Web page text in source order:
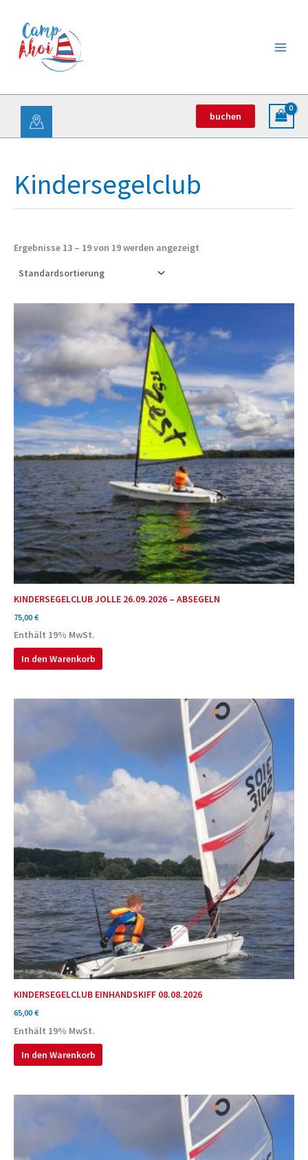
Inhalt
springen
buchen
Kindersegelclub
Ergebnisse 13 – 19 von 19 werden angezeigt
KINDERSEGELCLUB JOLLE 26.09.2026 – ABSEGELN
75,00 €
Enthält 19% MwSt.
In den Warenkorb
KINDERSEGELCLUB EINHANDSKIFF 08.08.2026
65,00 €
Enthält 19% MwSt.
In den Warenkorb